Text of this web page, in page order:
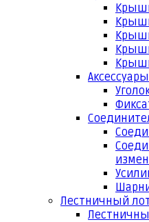
Аксессуары
Лестничный